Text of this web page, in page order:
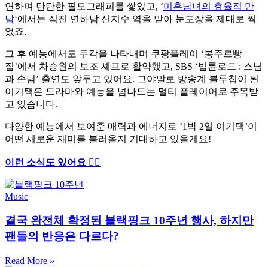
연하며 탄탄한 필모그래피를 쌓았고, ‘미혼남녀의 효율적 만
남‘에서는 직진 연하남 신지수 역을 맡아 눈도장을 제대로 찍
었죠.
그 후 예능에서도 두각을 나타내며 쿠팡플레이 ‘봉주르빵
집’에서 차승원의 보조 셰프로 활약했고, SBS ‘법륜로드 : 스님
과 손님’ 출연도 앞두고 있어요. 그야말로 방송계 블루칩이 된
이기택은 드라마와 예능을 넘나드는 멀티 플레이어로 주목받
고 있습니다.
다양한 예능에서 보여준 매력과 에너지로 ‘1박 2일 이기택’이
어떤 새로운 재미를 불러올지 기대하고 있을게요!
이런 소식도 있어요 ✍🏻
Music
결국 완전체 확정된 블랙핑크 10주년 행사, 하지만
팬들의 반응은 다르다?
Read More »